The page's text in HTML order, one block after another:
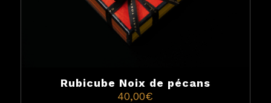
Rubicube Noix de pécans
40,00€